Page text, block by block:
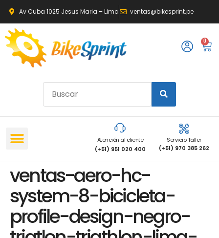
Av Cuba 1025 Jesus Maria – Lima ventas@bikesprint.pe
0
Atención al cliente
(+51) 951 020 400
Servicio Taller
(+51) 970 385 262
ventas-aero-hc-
system-8-bicicleta-
profile-design-negro-